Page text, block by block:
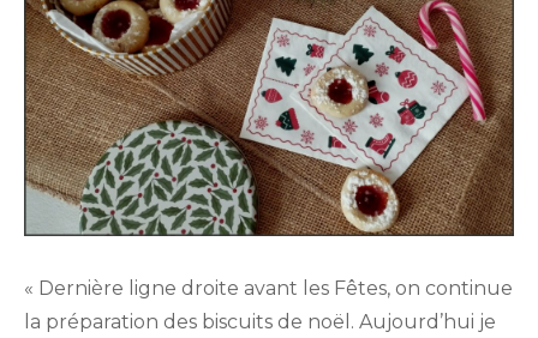
« Dernière ligne droite avant les Fêtes, on continue
la préparation des biscuits de noël. Aujourd’hui je